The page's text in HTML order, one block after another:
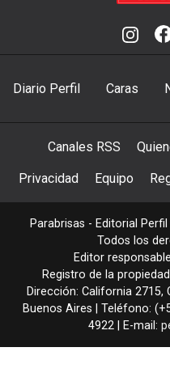
Diario Perfil Caras
Canales RSS
Privacidad Equipo
Parabrisas - Editorial Perfil
Todos los
Editor
Registro de la
Dirección: California 2715,
Buenos Aires | Teléfono:
4922 | E-mail: